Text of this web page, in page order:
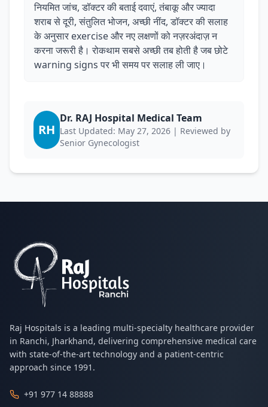
नियमित जांच, डॉक्टर की बताई दवाएं, तंबाकू और ज्यादा
शराब से दूरी, संतुलित भोजन, अच्छी नींद, डॉक्टर की सलाह
के अनुसार exercise और नए लक्षणों को नज़रअंदाज़ न
करना जरूरी है। रोकथाम सबसे अच्छी तब होती है जब छोटे
warning signs पर भी समय पर सलाह ली जाए।
RH
Dr. RAJ Hospital Medical Team
Last Updated: May 27, 2026 | Reviewed by
Senior Gynecologist
Raj Hospitals is a leading multi-specialty healthcare provider
in Ranchi, Jharkhand, delivering comprehensive medical care
with state-of-the-art technology and a patient-centric
approach since 1991.
+91 977 14 88888